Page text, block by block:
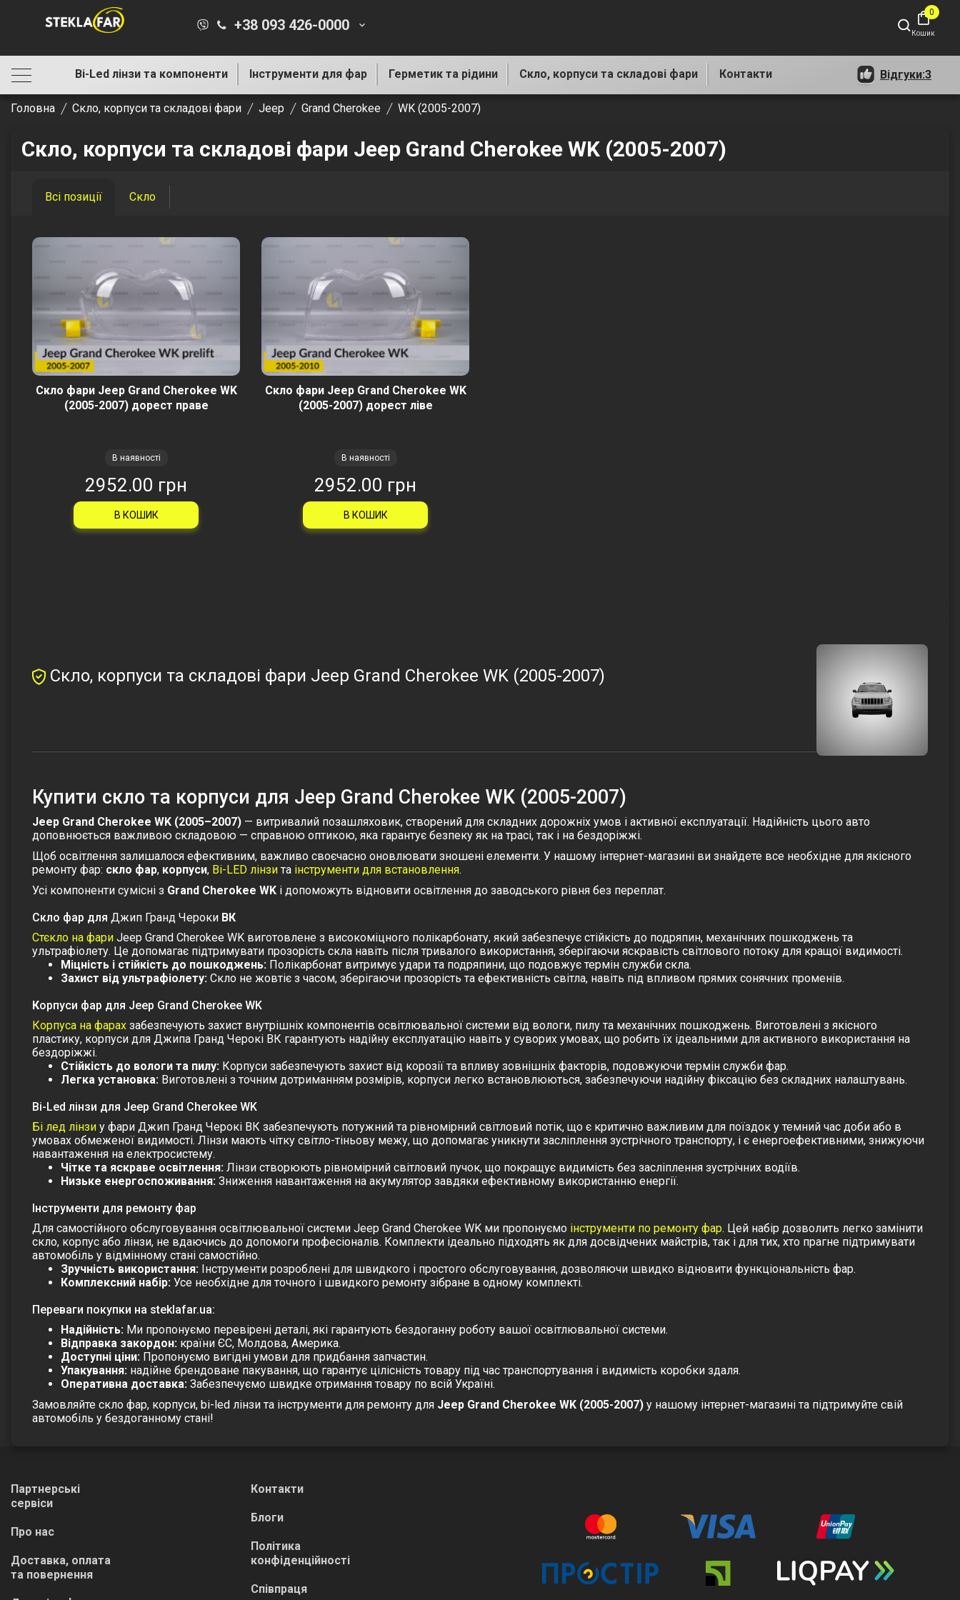
shopping_bag
Кошик
0
+38 093 426-0000 keyboard_arrow_down
Bi-Led лінзи та компоненти Інструменти для фар Герметик та рідини Скло, корпуси та складові фари Контакти Відгуки:3
Головна Скло, корпуси та складові фари Jeep Grand Cherokee WK (2005-2007)
Скло, корпуси та складові фари Jeep Grand Cherokee WK (2005-2007)
Всі позиції Скло
Скло фари Jeep Grand Cherokee WK
(2005-2007) дорест праве
В наявності
2952.00 грн
В КОШИК
Скло фари Jeep Grand Cherokee WK
(2005-2007) дорест ліве
В наявності
2952.00 грн
В КОШИК
Скло, корпуси та складові фари Jeep Grand Cherokee WK (2005-2007)
Купити скло та корпуси для Jeep Grand Cherokee WK (2005-2007)
Jeep Grand Cherokee WK (2005–2007) — витривалий позашляховик, створений для складних дорожніх умов і активної експлуатації. Надійність цього авто
доповнюється важливою складовою — справною оптикою, яка гарантує безпеку як на трасі, так і на бездоріжжі.
Щоб освітлення залишалося ефективним, важливо своєчасно оновлювати зношені елементи. У нашому інтернет-магазині ви знайдете все необхідне для якісного
ремонту фар: скло фар, корпуси, Bi-LED лінзи та інструменти для встановлення.
Усі компоненти сумісні з Grand Cherokee WK і допоможуть відновити освітлення до заводського рівня без переплат.
Скло фар для Джип Гранд Чероки ВК
Стєкло на фари Jeep Grand Cherokee WK виготовлене з високоміцного полікарбонату, який забезпечує стійкість до подряпин, механічних пошкоджень та
ультрафіолету. Це допомагає підтримувати прозорість скла навіть після тривалого використання, зберігаючи яскравість світлового потоку для кращої видимості.
Міцність і стійкість до пошкоджень: Полікарбонат витримує удари та подряпини, що подовжує термін служби скла.
Захист від ультрафіолету: Скло не жовтіє з часом, зберігаючи прозорість та ефективність світла, навіть під впливом прямих сонячних променів.
Корпуси фар для Jeep Grand Cherokee WK
Корпуса на фарах забезпечують захист внутрішніх компонентів освітлювальної системи від вологи, пилу та механічних пошкоджень. Виготовлені з якісного
пластику, корпуси для Джипа Гранд Черокі ВК гарантують надійну експлуатацію навіть у суворих умовах, що робить їх ідеальними для активного використання на
бездоріжжі.
Стійкість до вологи та пилу: Корпуси забезпечують захист від корозії та впливу зовнішніх факторів, подовжуючи термін служби фар.
Легка установка: Виготовлені з точним дотриманням розмірів, корпуси легко встановлюються, забезпечуючи надійну фіксацію без складних налаштувань.
Bi-Led лінзи для Jeep Grand Cherokee WK
Бі лед лінзи у фари Джип Гранд Черокі ВК забезпечують потужний та рівномірний світловий потік, що є критично важливим для поїздок у темний час доби або в
умовах обмеженої видимості. Лінзи мають чітку світло-тіньову межу, що допомагає уникнути засліплення зустрічного транспорту, і є енергоефективними, знижуючи
навантаження на електросистему.
Чітке та яскраве освітлення: Лінзи створюють рівномірний світловий пучок, що покращує видимість без засліплення зустрічних водіїв.
Низьке енергоспоживання: Зниження навантаження на акумулятор завдяки ефективному використанню енергії.
Інструменти для ремонту фар
Для самостійного обслуговування освітлювальної системи Jeep Grand Cherokee WK ми пропонуємо інструменти по ремонту фар. Цей набір дозволить легко замінити
скло, корпус або лінзи, не вдаючись до допомоги професіоналів. Комплекти ідеально підходять як для досвідчених майстрів, так і для тих, хто прагне підтримувати
автомобіль у відмінному стані самостійно.
Зручність використання: Інструменти розроблені для швидкого і простого обслуговування, дозволяючи швидко відновити функціональність фар.
Комплексний набір: Усе необхідне для точного і швидкого ремонту зібране в одному комплекті.
Переваги покупки на steklafar.ua:
Надійність: Ми пропонуємо перевірені деталі, які гарантують бездоганну роботу вашої освітлювальної системи.
Відправка закордон: країни ЄС, Молдова, Америка.
Доступні ціни: Пропонуємо вигідні умови для придбання запчастин.
Упакування: надійне брендоване пакування, що гарантує цілісність товару під час транспортування і видимість коробки здаля.
Оперативна доставка: Забезпечуємо швидке отримання товару по всій Україні.
Замовляйте скло фар, корпуси, bi-led лінзи та інструменти для ремонту для Jeep Grand Cherokee WK (2005-2007) у нашому інтернет-магазині та підтримуйте свій
автомобіль у бездоганному стані!
Партнерські
сервіси
Про нас
Доставка, оплата
та повернення
Контакти
Блоги
Політика
конфіденційності
Співпраця